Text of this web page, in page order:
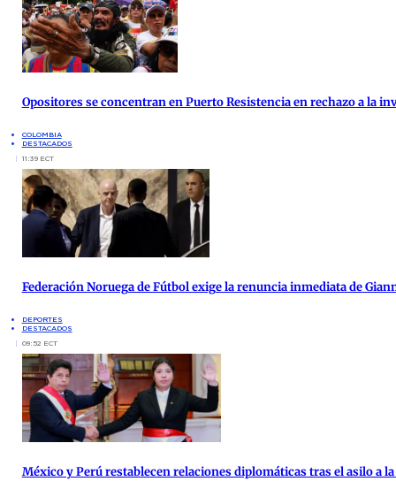
Opositores se concentran en Puerto Resistencia en rechazo a la
COLOMBIA
DESTACADOS
11:39 ECT
Federación Noruega de Fútbol exige la renuncia inmediata de
DEPORTES
DESTACADOS
09:52 ECT
México y Perú restablecen relaciones diplomáticas tras el asilo a